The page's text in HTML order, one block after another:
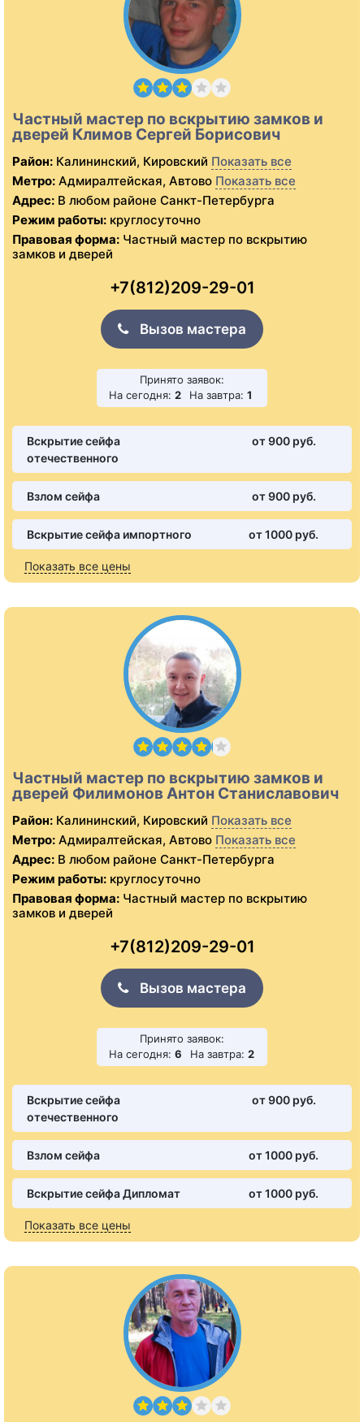
Частный мастер по вскрытию замков и
дверей Климов Сергей Борисович
Район: Калининский, Кировский Показать все
Метро: Адмиралтейская, Автово Показать все
Адрес: В любом районе Санкт-Петербурга
Режим работы: круглосуточно
Правовая форма: Частный мастер по вскрытию
замков и дверей
+7(812)209-29-01
Вызов мастера
Принято заявок:
На сегодня: 2 На завтра: 1
Вскрытие сейфа
отечественного
от 900 pуб.
Взлом сейфа от 900 pуб.
Вскрытие сейфа импортного от 1000 pуб.
Показать все цены
Частный мастер по вскрытию замков и
дверей Филимонов Антон Станиславович
Район: Калининский, Кировский Показать все
Метро: Адмиралтейская, Автово Показать все
Адрес: В любом районе Санкт-Петербурга
Режим работы: круглосуточно
Правовая форма: Частный мастер по вскрытию
замков и дверей
+7(812)209-29-01
Вызов мастера
Принято заявок:
На сегодня: 6 На завтра: 2
Вскрытие сейфа
отечественного
от 900 pуб.
Взлом сейфа от 1000 pуб.
Вскрытие сейфа Дипломат от 1000 pуб.
Показать все цены